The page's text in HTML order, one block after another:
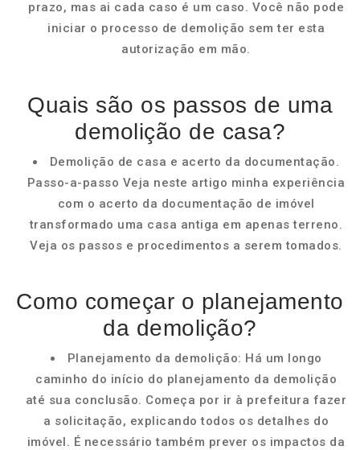
prazo, mas ai cada caso é um caso. Você não pode
iniciar o processo de demolição sem ter esta
autorização em mão.
Quais são os passos de uma
demolição de casa?
Demolição de casa e acerto da documentação.
Passo-a-passo Veja neste artigo minha experiência
com o acerto da documentação de imóvel
transformado uma casa antiga em apenas terreno.
Veja os passos e procedimentos a serem tomados.
Como começar o planejamento
da demolição?
Planejamento da demolição: Há um longo
caminho do início do planejamento da demolição
até sua conclusão. Começa por ir à prefeitura fazer
a solicitação, explicando todos os detalhes do
imóvel. É necessário também prever os impactos da